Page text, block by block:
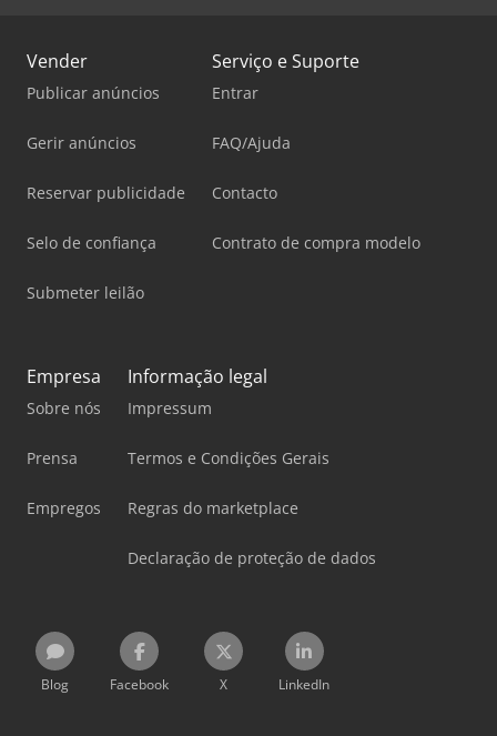
Vender
Publicar anúncios
Gerir anúncios
Reservar publicidade
Selo de confiança
Submeter leilão
Serviço e Suporte
Entrar
FAQ/Ajuda
Contacto
Contrato de compra modelo
Empresa
Sobre nós
Prensa
Empregos
Informação legal
Impressum
Termos e Condições Gerais
Regras do marketplace
Declaração de proteção de dados
Blog Facebook X LinkedIn